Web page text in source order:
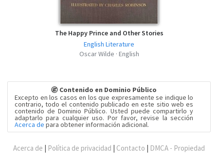
The Happy Prince and Other Stories
English Literature
Oscar Wilde · English
Contenido en Dominio Público
Excepto en los casos en los que expresamente se indique lo
contrario, todo el contenido publicado en este sitio web es
contenido de Dominio Público. Usted puede compartirlo y
adaptarlo para cualquier uso. Por favor, revise la sección
Acerca de para obtener información adicional.
Acerca de Política de privacidad Contacto
DMCA - Propiedad